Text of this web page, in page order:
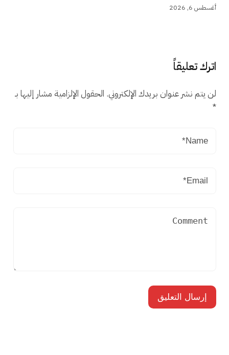
أغسطس 6, 2026
اترك تعليقاً
لن يتم نشر عنوان بريدك الإلكتروني. الحقول الإلزامية مشار إليها بـ
*